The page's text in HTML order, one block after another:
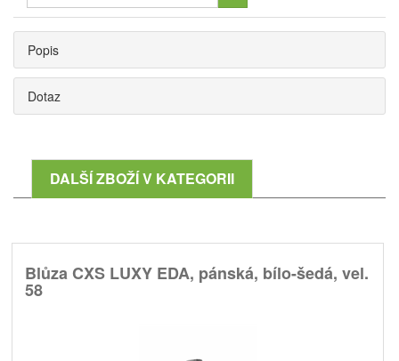
Popis
Dotaz
DALŠÍ ZBOŽÍ V KATEGORII
Blůza CXS LUXY EDA, pánská, bílo-šedá, vel.
58